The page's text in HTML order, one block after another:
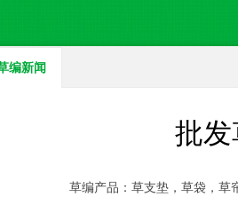
编新闻
批
草编产品：草支垫，草袋，草